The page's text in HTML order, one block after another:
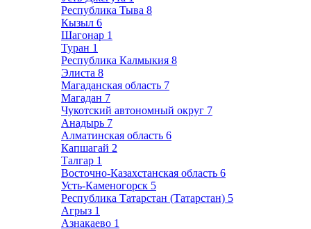
Республика Тыва 8
Кызыл 6
Шагонар 1
Туран 1
Республика Калмыкия 8
Элиста 8
Магаданская область 7
Магадан 7
Чукотский автономный округ 7
Анадырь 7
Алматинская область 6
Капшагай 2
Талгар 1
Восточно-Казахстанская область 6
Усть-Каменогорск 5
Республика Татарстан (Татарстан) 5
Агрыз 1
Азнакаево 1